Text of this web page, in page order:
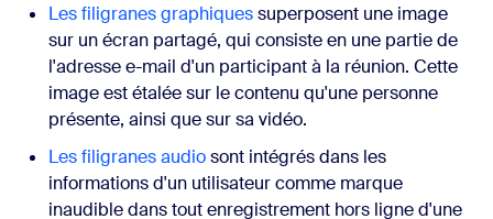
Les filigranes graphiquessuperposent une image
sur un écran partagé, qui consiste en une partie de
l'adresse e-mail d'un participant à la réunion. Cette
image est étalée sur le contenu qu'une personne
présente, ainsi que sur sa vidéo.
Les filigranes audiosont intégrés dans les
informations d'un utilisateur comme marque
inaudible dans tout enregistrement hors ligne d'une